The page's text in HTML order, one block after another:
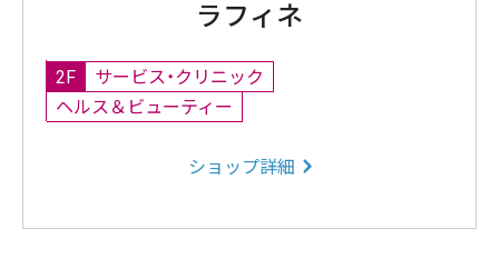
ラフィネ
2F
サービス・クリニック
ヘルス＆ビューティー
ショップ詳細